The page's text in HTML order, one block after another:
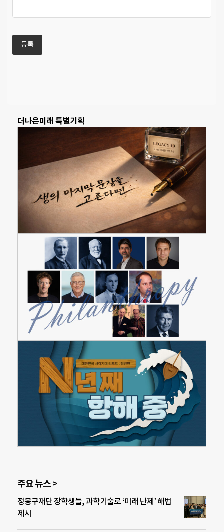
더나은미래 특별기획
주요 뉴스 >
정몽구재단 장학생들, 과학기술로 ‘미래 난제’ 해법
제시